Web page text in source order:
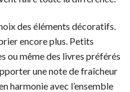
des éléments décoratifs.
encore plus. Petits
ou même des livres préférés
une note de fraîcheur
harmonie avec l’ensemble